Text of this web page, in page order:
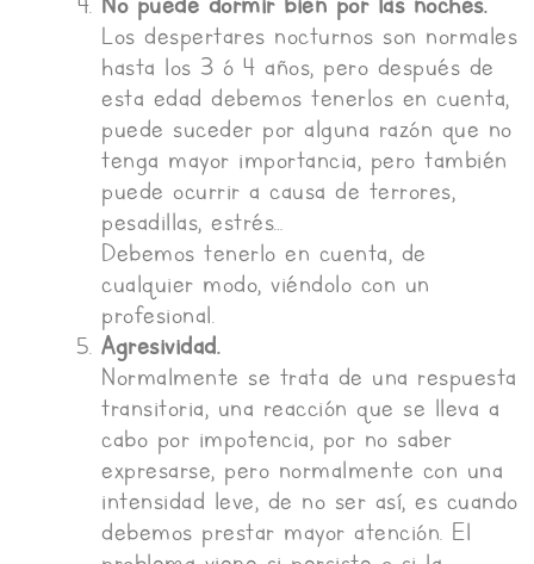
Los despertares nocturnos son normales
hasta los 3 ó 4 años, pero después de
esta edad debemos tenerlos en cuenta,
puede suceder por alguna razón que no
tenga mayor importancia, pero también
puede ocurrir a causa de terrores,
pesadillas, estrés…
Debemos tenerlo en cuenta, de
cualquier modo, viéndolo con un
profesional.
Agresividad.
Normalmente se trata de una respuesta
transitoria, una reacción que se lleva a
cabo por impotencia, por no saber
expresarse, pero normalmente con una
intensidad leve, de no ser así, es cuando
debemos prestar mayor atención. El